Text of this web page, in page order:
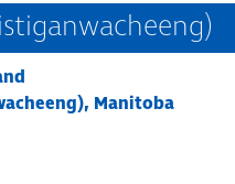
Manitoba